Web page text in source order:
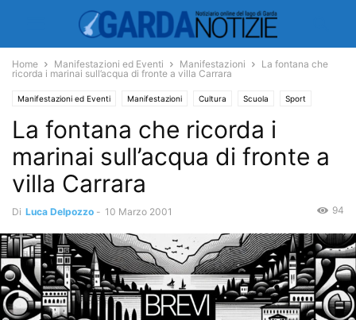
Home Manifestazioni ed Eventi Manifestazioni
La fontana che
ricorda i marinai sull’acqua di fronte a villa Carrara
Manifestazioni ed Eventi Manifestazioni Cultura Scuola Sport
La fontana che ricorda i
marinai sull’acqua di fronte a
villa Carrara
Di Luca Delpozzo - 10 Marzo 2001 94